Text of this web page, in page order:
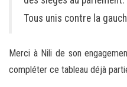
Tous unis contre la
Merci à Nili de son
compléter ce tableau déjà